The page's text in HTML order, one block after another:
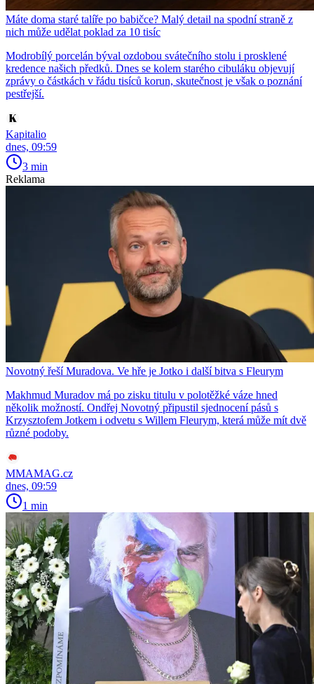
Máte doma staré talíře po babičce? Malý detail na spodní straně z
nich může udělat poklad za 10 tisíc
Modrobílý porcelán býval ozdobou svátečního stolu i prosklené
kredence našich předků. Dnes se kolem starého cibuláku objevují
zprávy o částkách v řádu tisíců korun, skutečnost je však o poznání
pestřejší.
Kapitalio
dnes, 09:59
3 min
Reklama
Novotný řeší Muradova. Ve hře je Jotko i další bitva s Fleurym
Makhmud Muradov má po zisku titulu v polotěžké váze hned
několik možností. Ondřej Novotný připustil sjednocení pásů s
Krzysztofem Jotkem i odvetu s Willem Fleurym, která může mít dvě
různé podoby.
MMAMAG.cz
dnes, 09:59
1 min